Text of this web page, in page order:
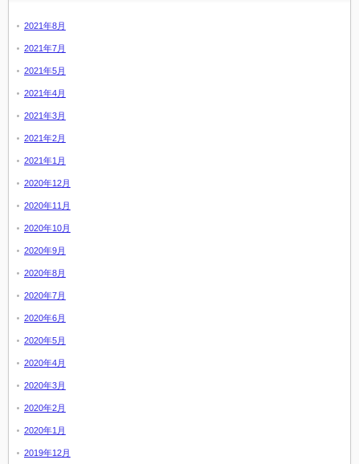
2021年8月
2021年7月
2021年5月
2021年4月
2021年3月
2021年2月
2021年1月
2020年12月
2020年11月
2020年10月
2020年9月
2020年8月
2020年7月
2020年6月
2020年5月
2020年4月
2020年3月
2020年2月
2020年1月
2019年12月